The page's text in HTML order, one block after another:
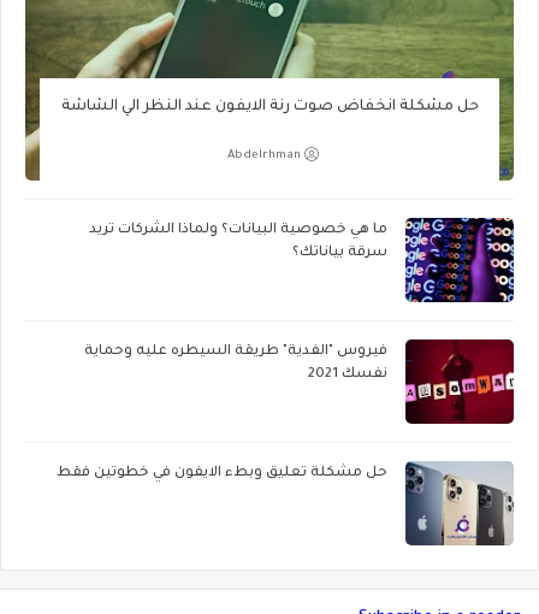
حل مشكلة انخفاض صوت رنة الايفون عند النظر الي الشاشة
Abdelrhman
ما هي خصوصية البيانات؟ ولماذا الشركات تريد
سرقة بياناتك؟
فيروس "الفدية" طريقة السيطره عليه وحماية
نفسك 2021
حل مشكلة تعليق وبطء الايفون في خطوتين فقط